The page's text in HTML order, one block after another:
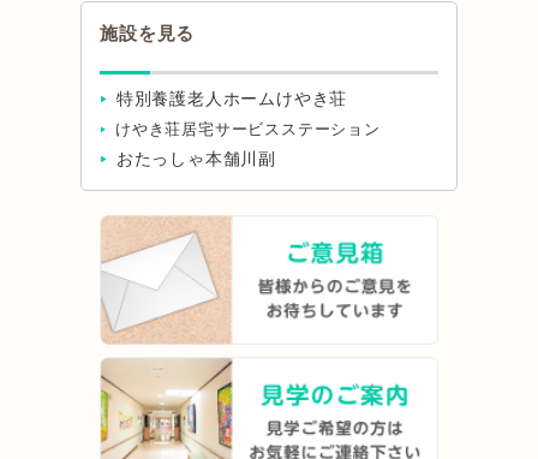
施設を見る
特別養護老人ホームけやき荘
けやき荘居宅サービスステーション
おたっしゃ本舗川副